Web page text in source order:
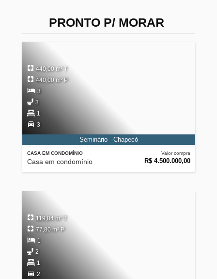
PRONTO P/ MORAR
CASA EM CONDOMÍNIO
Casa em condomínio
Valor compra
R$ 4.500.000,00
440,00 m² T
440,00 m² P
3
3
1
3
Seminário - Chapecó
119,84 m² T
77,80 m² P
1
2
1
2